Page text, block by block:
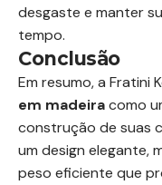
desgaste e manter
tempo.
Conclusão
Em resumo, a Fratini
em madeiracomo
construção de suas
um design elegante,
peso eficiente que